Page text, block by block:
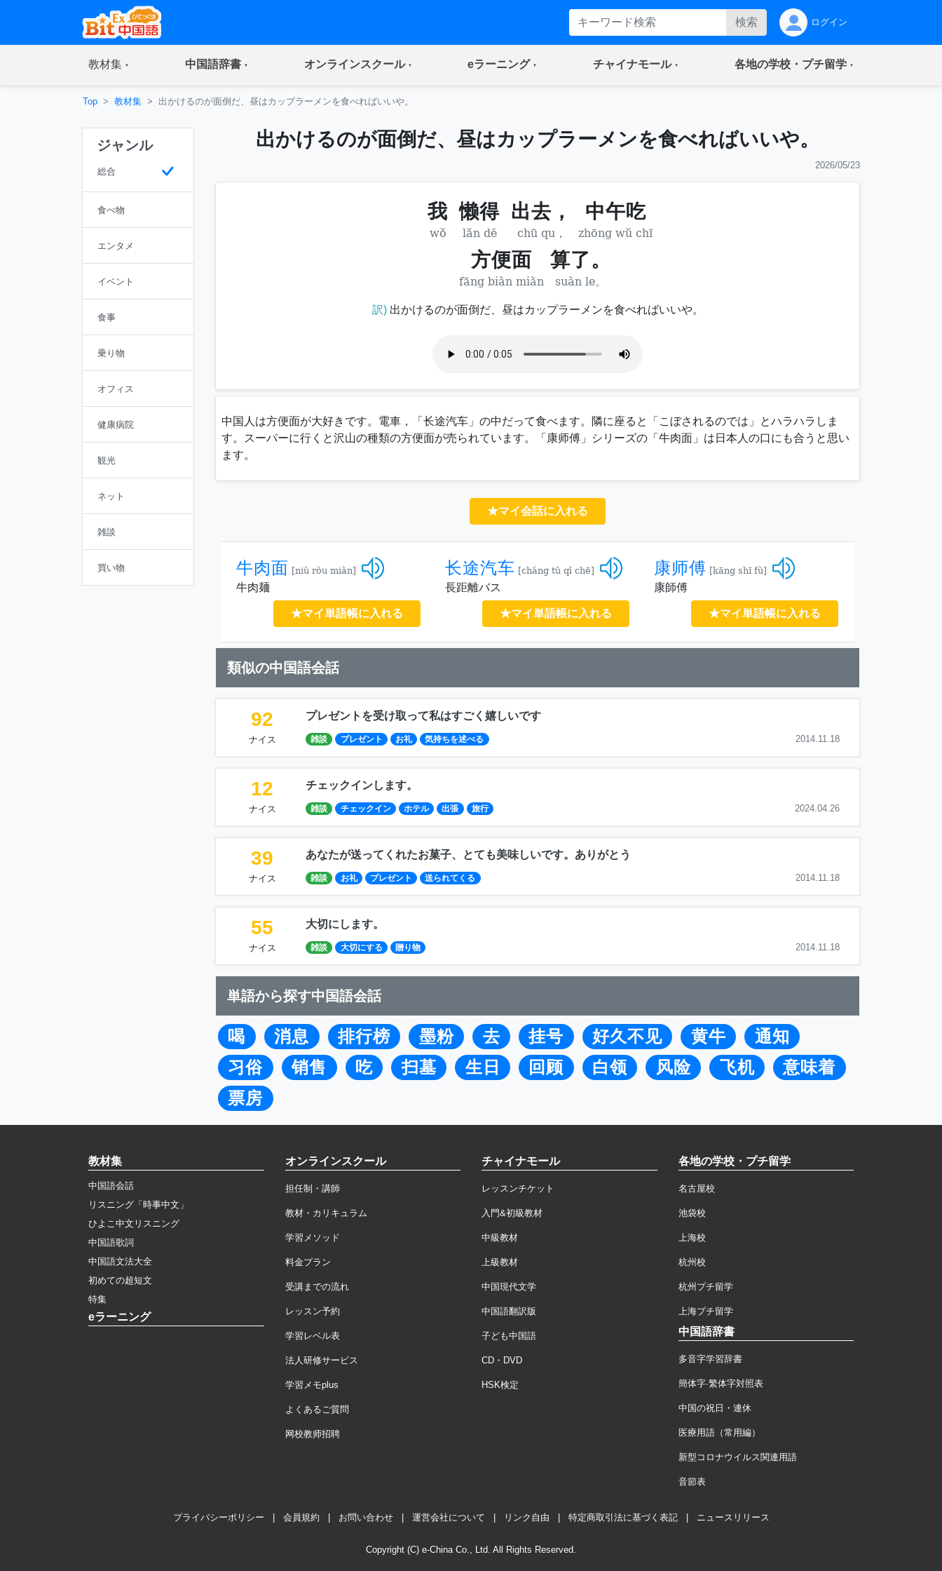
検索 ログイン
教材集(current) 中国語辞書(current) オンラインスクール(current) eラーニング(current) チャイナモール(current) 各地の学校・プチ留学(current)
Top 教材集 出かけるのが面倒だ、昼はカップラーメンを食べればいいや。
ジャンル
総合
食べ物
エンタメ
イベント
食事
乗り物
オフィス
健康病院
観光
ネット
雑談
買い物
出かけるのが面倒だ、昼はカップラーメンを食べればいいや。
2026/05/23
我 懒得 出去， 中午吃
wǒ lǎn dé chū qu， zhōng wǔ chī
方便面 算了。
fāng biàn miàn suàn le。
訳)出かけるのが面倒だ、昼はカップラーメンを食べればいいや。
中国人は方便面が大好きです。電車，「 长途汽车 」の中だって食べます。隣に座ると「こぼされるのでは」とハラハラしま
す。スーパーに行くと沢山の種類の方便面が売られています。「 康师傅 」シリーズの「 牛肉面 」は日本人の口にも合うと思い
ます。
★マイ会話に入れる
牛肉面 [niú ròu miàn]
牛肉麺
★マイ単語帳に入れる
长途汽车 [cháng tú qì chē]
長距離バス
★マイ単語帳に入れる
康师傅 [kāng shī fù]
康師傅
★マイ単語帳に入れる
類似の中国語会話
92
ナイス
プレゼントを受け取って私はすごく嬉しいです
雑談 プレゼント お礼 気持ちを述べる 2014.11.18
12
ナイス
チェックインします。
雑談 チェックイン ホテル 出張 旅行 2024.04.26
39
ナイス
あなたが送ってくれたお菓子、とても美味しいです。ありがとう
雑談 お礼 プレゼント 送られてくる 2014.11.18
55
ナイス
大切にします。
雑談 大切にする 贈り物 2014.11.18
単語から探す中国語会話
喝 消息 排行榜 墨粉 去 挂号 好久不见 黄牛
通知
习俗
销售 吃 扫墓 生日 回顾 白领 风险 飞机
意味着
票房
教材集
中国語会話
リスニング「時事中文」
ひよこ中文リスニング
中国語歌詞
中国語文法大全
初めての超短文
特集
eラーニング
オンラインスクール
担任制・講師
教材・カリキュラム
学習メソッド
料金プラン
受講までの流れ
レッスン予約
学習レベル表
法人研修サービス
学習メモplus
よくあるご質問
网校教师招聘
チャイナモール
レッスンチケット
入門&初級教材
中級教材
上級教材
中国現代文学
中国語翻訳版
子ども中国語
CD・DVD
HSK検定
各地の学校・プチ留学
名古屋校
池袋校
上海校
杭州校
杭州プチ留学
上海プチ留学
中国語辞書
多音字学習辞書
簡体字·繁体字対照表
中国の祝日・連休
医療用語（常用編）
新型コロナウイルス関連用語
音節表
プライバシーポリシー 会員規約 お問い合わせ 運営会社について リンク自由 特定商取引法に基づく表記 ニュースリリース
Copyright (C) e-China Co., Ltd. All Rights Reserved.